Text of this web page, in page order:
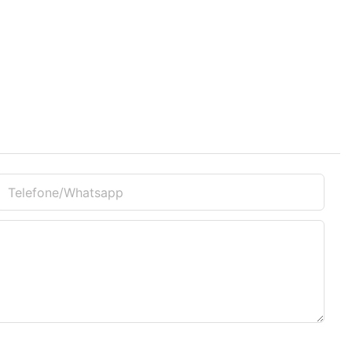
Telefone/whatsapp